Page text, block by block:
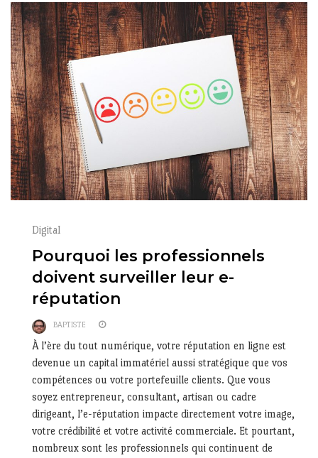
Digital
Pourquoi les professionnels
doivent surveiller leur e-
réputation
BAPTISTE
À l’ère du tout numérique, votre réputation en ligne est
devenue un capital immatériel aussi stratégique que vos
compétences ou votre portefeuille clients. Que vous
soyez entrepreneur, consultant, artisan ou cadre
dirigeant, l’e-réputation impacte directement votre image,
votre crédibilité et votre activité commerciale. Et pourtant,
nombreux sont les professionnels qui continuent de